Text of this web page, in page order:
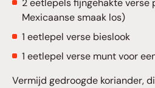
2 eetlepels fijngehakte verse
Mexicaanse smaak los)
1 eetlepel verse bieslook
1 eetlepel verse munt voor
Vermijd gedroogde koriander,